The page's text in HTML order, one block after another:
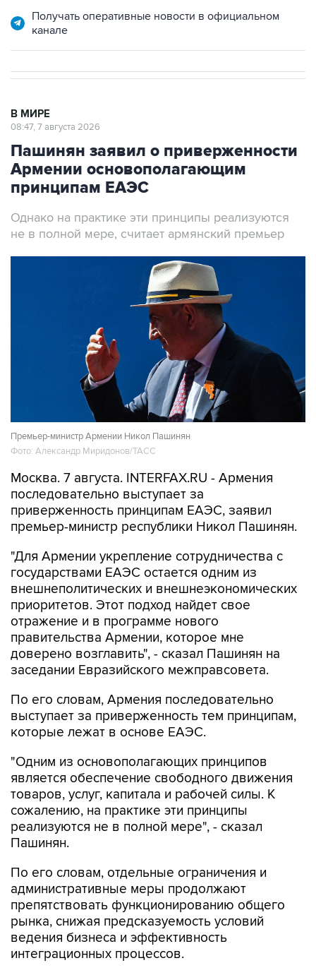
Получать оперативные новости в официальном
канале
В МИРЕ
08:47, 7 августа 2026
Пашинян заявил о приверженности
Армении основополагающим
принципам ЕАЭС
Однако на практике эти принципы реализуются
не в полной мере, считает армянский премьер
Премьер-министр Армении Никол Пашинян
Фото: Александр Миридонов/ТАСС
Москва. 7 августа. INTERFAX.RU - Армения
последовательно выступает за
приверженность принципам ЕАЭС, заявил
премьер-министр республики Никол Пашинян.
"Для Армении укрепление сотрудничества с
государствами ЕАЭС остается одним из
внешнеполитических и внешнеэкономических
приоритетов. Этот подход найдет свое
отражение и в программе нового
правительства Армении, которое мне
доверено возглавить", - сказал Пашинян на
заседании Евразийского межправсовета.
По его словам, Армения последовательно
выступает за приверженность тем принципам,
которые лежат в основе ЕАЭС.
"Одним из основополагающих принципов
является обеспечение свободного движения
товаров, услуг, капитала и рабочей силы. К
сожалению, на практике эти принципы
реализуются не в полной мере", - сказал
Пашинян.
По его словам, отдельные ограничения и
административные меры продолжают
препятствовать функционированию общего
рынка, снижая предсказуемость условий
ведения бизнеса и эффективность
интеграционных процессов.